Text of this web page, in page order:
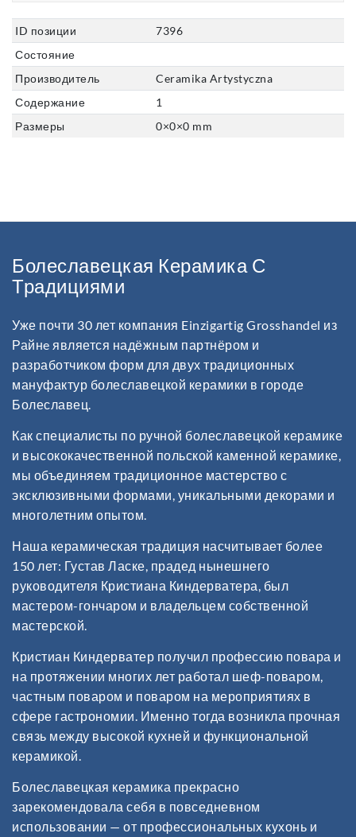
ID позиции
7396
Состояние
Производитель
Ceramika Artystyczna
Содержание
1
Размеры
0×0×0 mm
Болеславецкая Керамика С
Традициями
Уже почти 30 лет компания Einzigartig Grosshandel из
Райнe является надёжным партнёром и
разработчиком форм для двух традиционных
мануфактур болеславецкой керамики в городе
Болеславец.
Как специалисты по ручной болеславецкой керамике
и высококачественной польской каменной керамике,
мы объединяем традиционное мастерство с
эксклюзивными формами, уникальными декорами и
многолетним опытом.
Наша керамическая традиция насчитывает более
150 лет: Густав Ласке, прадед нынешнего
руководителя Кристиана Киндерватера, был
мастером-гончаром и владельцем собственной
мастерской.
Кристиан Киндерватер получил профессию повара и
на протяжении многих лет работал шеф-поваром,
частным поваром и поваром на мероприятиях в
сфере гастрономии. Именно тогда возникла прочная
связь между высокой кухней и функциональной
керамикой.
Болеславецкая керамика прекрасно
зарекомендовала себя в повседневном
использовании — от профессиональных кухонь и